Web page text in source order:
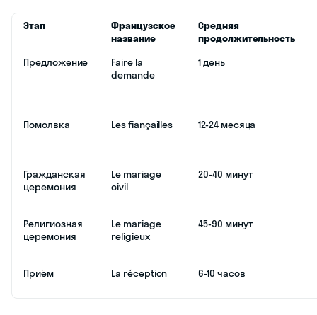
Этап
Французское
название
Средняя
продолжительность
Предложение
Faire la
demande
1 день
Помолвка Les fiançailles 12-24 месяца
Гражданская
церемония
Le mariage
civil
20-40 минут
Религиозная
церемония
Le mariage
religieux
45-90 минут
Приём La réception 6-10 часов